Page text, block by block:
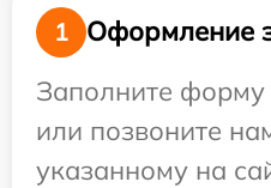
1
Оформление
Заполните форму
или позвоните
указанному на